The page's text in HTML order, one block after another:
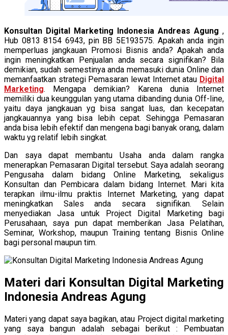
Konsultan Digital Marketing Indonesia Andreas Agung ,
Hub 0813 8154 6943, pin BB 5E193575. Apakah anda ingin
memperluas jangkauan Promosi Bisnis anda? Apakah anda
ingin meningkatkan Penjualan anda secara signifikan? Bila
demikian, sudah semestinya anda memasuki dunia Online dan
memanfaatkan strategi Pemasaran lewat Internet atau Digital
Marketing. Mengapa demikian? Karena dunia Internet
memiliki dua keunggulan yang utama dibanding dunia Off-line,
yaitu daya jangkauan yg bisa sangat luas, dan kecepatan
jangkauannya yang bisa lebih cepat. Sehingga Pemasaran
anda bisa lebih efektif dan mengena bagi banyak orang, dalam
waktu yg relatif lebih singkat.
Dan saya dapat membantu Usaha anda dalam rangka
menerapkan Pemasaran Digital tersebut. Saya adalah seorang
Pengusaha dalam bidang Online Marketing, sekaligus
Konsultan dan Pembicara dalam bidang Internet. Mari kita
terapkan ilmu-ilmu praktis Internet Marketing, yang dapat
meningkatkan Sales anda secara signifikan. Selain
menyediakan Jasa untuk Project Digital Marketing bagi
Perusahaan, saya pun dapat memberikan Jasa Pelatihan,
Seminar, Workshop, maupun Training tentang Bisnis Online
bagi personal maupun tim.
Materi dari Konsultan Digital Marketing
Indonesia Andreas Agung
Materi yang dapat saya bagikan, atau Project digital marketing
yang saya bangun adalah sebagai berikut : Pembuatan